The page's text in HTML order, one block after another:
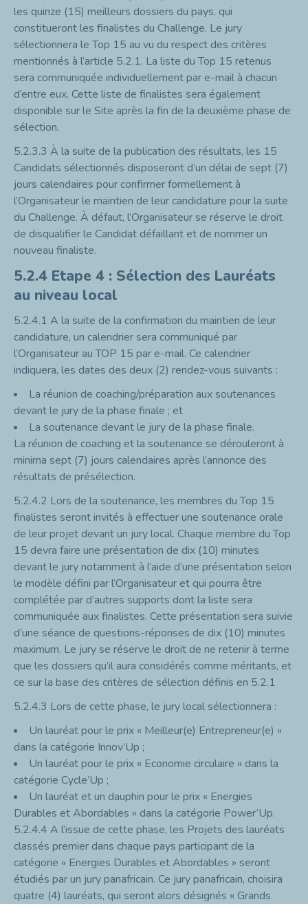
les quinze (15) meilleurs dossiers du pays, qui
constitueront les finalistes du Challenge. Le jury
sélectionnera le Top 15 au vu du respect des critères
mentionnés à l’article 5.2.1. La liste du Top 15 retenus
sera communiquée individuellement par e-mail à chacun
d’entre eux. Cette liste de finalistes sera également
disponible sur le Site après la fin de la deuxième phase de
sélection.
5.2.3.3 À la suite de la publication des résultats, les 15
Candidats sélectionnés disposeront d’un délai de sept (7)
jours calendaires pour confirmer formellement à
l’Organisateur le maintien de leur candidature pour la suite
du Challenge. À défaut, l’Organisateur se réserve le droit
de disqualifier le Candidat défaillant et de nommer un
nouveau finaliste.
5.2.4 Etape 4 : Sélection des Lauréats
au niveau local
5.2.4.1 A la suite de la confirmation du maintien de leur
candidature, un calendrier sera communiqué par
l’Organisateur au TOP 15 par e-mail. Ce calendrier
indiquera, les dates des deux (2) rendez-vous suivants :
La réunion de coaching/préparation aux soutenances
devant le jury de la phase finale ; et
La soutenance devant le jury de la phase finale.
La réunion de coaching et la soutenance se dérouleront à
minima sept (7) jours calendaires après l’annonce des
résultats de présélection.
5.2.4.2 Lors de la soutenance, les membres du Top 15
finalistes seront invités à effectuer une soutenance orale
de leur projet devant un jury local. Chaque membre du Top
15 devra faire une présentation de dix (10) minutes
devant le jury notamment à l’aide d’une présentation selon
le modèle défini par l’Organisateur et qui pourra être
complétée par d’autres supports dont la liste sera
communiquée aux finalistes. Cette présentation sera suivie
d’une séance de questions-réponses de dix (10) minutes
maximum. Le jury se réserve le droit de ne retenir à terme
que les dossiers qu’il aura considérés comme méritants, et
ce sur la base des critères de sélection définis en 5.2.1
5.2.4.3 Lors de cette phase, le jury local sélectionnera :
Un lauréat pour le prix « Meilleur(e) Entrepreneur(e) »
dans la catégorie Innov’Up ;
Un lauréat pour le prix « Economie circulaire » dans la
catégorie Cycle’Up ;
Un lauréat et un dauphin pour le prix « Energies
Durables et Abordables » dans la catégorie Power’Up.
5.2.4.4 A l’issue de cette phase, les Projets des lauréats
classés premier dans chaque pays participant de la
catégorie « Energies Durables et Abordables » seront
étudiés par un jury panafricain. Ce jury panafricain, choisira
quatre (4) lauréats, qui seront alors désignés « Grands